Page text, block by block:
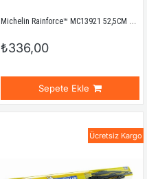
Michelin Rainforce™ MC13921 52,5CM 1 Adet Universal Telli Silecek
₺336,00
Sepete Ekle
Ücretsiz Kargo